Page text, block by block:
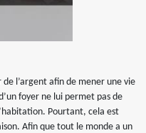
l’argent afin de mener une vie
foyer ne lui permet pas de
Pourtant, cela est
Afin que tout le monde a un